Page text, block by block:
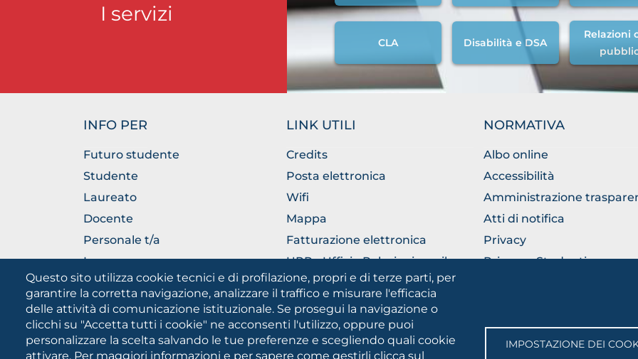
Questo sito utilizza cookie tecnici e di profilazione, propri e di terze parti, per
garantire la corretta navigazione, analizzare il traffico e misurare l'efficacia
delle attività di comunicazione istituzionale. Se prosegui la navigazione o
clicchi su "Accetta tutti i cookie" ne acconsenti l'utilizzo, oppure puoi
personalizzare la scelta salvando le tue preferenze e scegliendo quali cookie
attivare. Per maggiori informazioni e per sapere come gestirli clicca sul
IMPOSTAZIONE DEI
I servizi
CLA Disabilità e DSA
Relazioni
INFO PER
Futuro studente
Studente
Laureato
Docente
Personale t/a
Imprese
LINK UTILI
Credits
Posta elettronica
Wifi
Mappa
Fatturazione elettronica
URP - Ufficio Relazioni con il
Pubblico
NORMATIVA
Albo online
Accessibilità
Amministrazione
Atti di notifica
Privacy
Privacy - Studenti
MEDIA